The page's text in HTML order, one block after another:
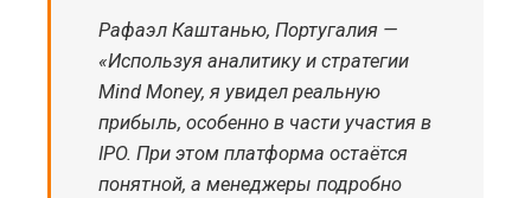
Рафаэл Каштанью, Португалия —
«Используя аналитику и стратегии
Mind Money, я увидел реальную
прибыль, особенно в части участия в
IPO. При этом платформа остаётся
понятной, а менеджеры подробно